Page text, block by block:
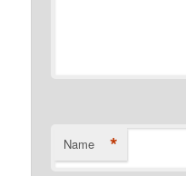
Name *